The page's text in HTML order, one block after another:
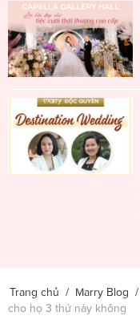
Trang chủ / Marry Blog /
cho họ 3 thứ này không